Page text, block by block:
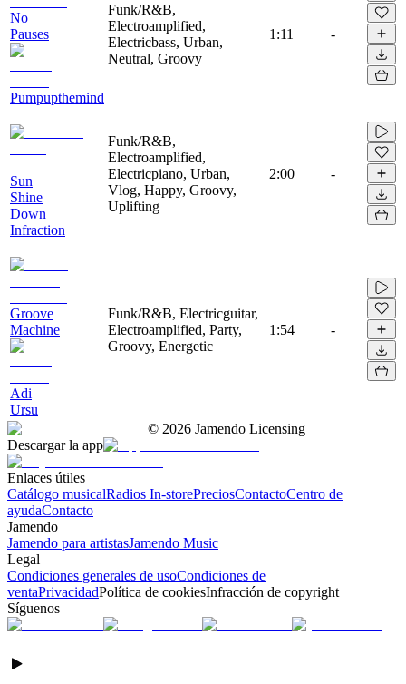
No
Pauses
Pumpupthemind
Funk/R&B,
Electroamplified,
Electricbass, Urban,
Neutral, Groovy
1:11 -
Sun
Shine
Down
Infraction
Funk/R&B,
Electroamplified,
Electricpiano, Urban,
Vlog, Happy, Groovy,
Uplifting
2:00 -
Groove
Machine
Adi
Ursu
Funk/R&B, Electricguitar,
Electroamplified, Party,
Groovy, Energetic
1:54 -
© 2026 Jamendo Licensing
Descargar la app
Enlaces útiles
Catálogo musicalRadios In-storePreciosContactoCentro de
ayudaContacto
Jamendo
Jamendo para artistasJamendo Music
Legal
Condiciones generales de usoCondiciones de
ventaPrivacidadPolítica de cookiesInfracción de copyright
Síguenos